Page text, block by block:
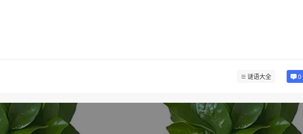
谜语大全 0